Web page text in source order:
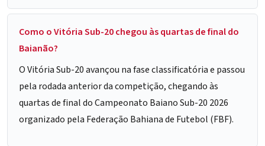
Como o Vitória Sub-20 chegou às quartas de final do
Baianão?
O Vitória Sub-20 avançou na fase classificatória e passou
pela rodada anterior da competição, chegando às
quartas de final do Campeonato Baiano Sub-20 2026
organizado pela Federação Bahiana de Futebol (FBF).